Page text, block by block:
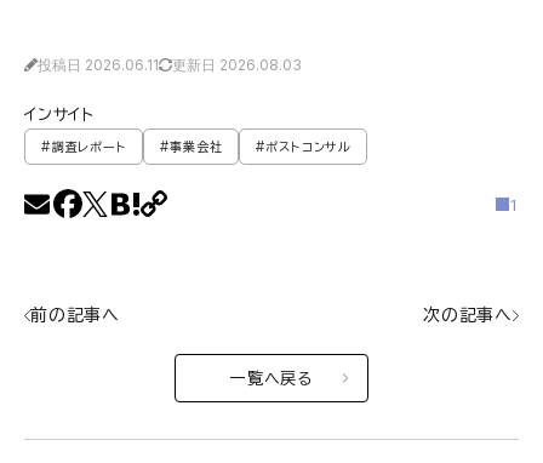
投稿日 2026.06.11 更新日 2026.08.03
インサイト
#調査レポート #事業会社 #ポストコンサル
1
前の記事へ
一覧へ戻る
次の記事へ